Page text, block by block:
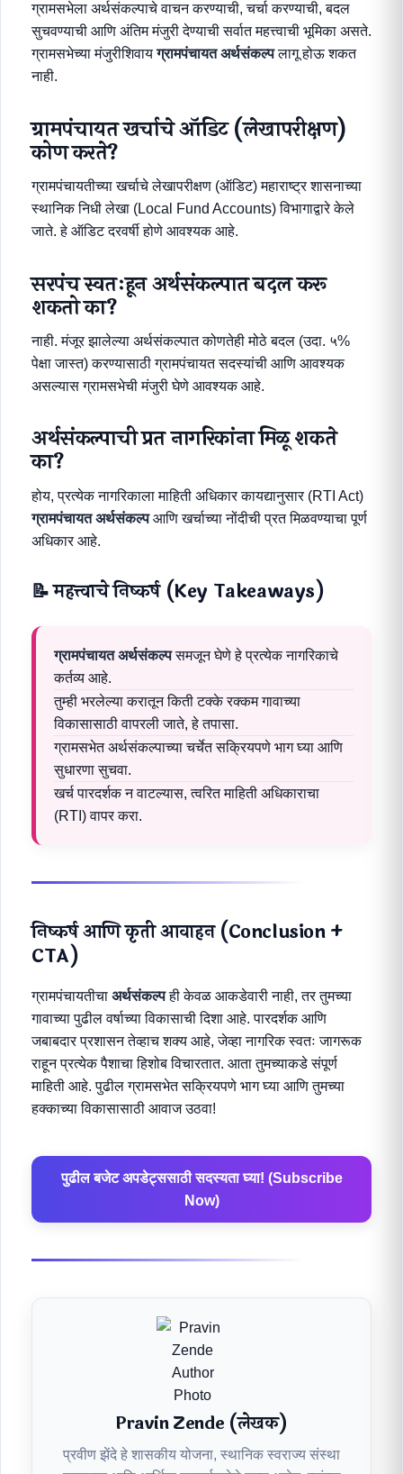
ग्रामसभेला अर्थसंकल्पाचे वाचन करण्याची, चर्चा करण्याची, बदल
सुचवण्याची आणि अंतिम मंजुरी देण्याची सर्वात महत्त्वाची भूमिका असते.
ग्रामसभेच्या मंजुरीशिवायग्रामपंचायत अर्थसंकल्पलागू होऊ शकत
नाही.
ग्रामपंचायत खर्चाचे ऑडिट (लेखापरीक्षण)
कोण करते?
ग्रामपंचायतीच्या खर्चाचे लेखापरीक्षण (ऑडिट) महाराष्ट्र शासनाच्या
स्थानिक निधी लेखा (Local Fund Accounts) विभागाद्वारे केले
जाते. हे ऑडिट दरवर्षी होणे आवश्यक आहे.
सरपंच स्वतःहून अर्थसंकल्पात बदल करू
शकतो का?
नाही. मंजूर झालेल्या अर्थसंकल्पात कोणतेही मोठे बदल (उदा. ५%
पेक्षा जास्त) करण्यासाठी ग्रामपंचायत सदस्यांची आणि आवश्यक
असल्यास ग्रामसभेची मंजुरी घेणे आवश्यक आहे.
अर्थसंकल्पाची प्रत नागरिकांना मिळू शकते
का?
होय, प्रत्येक नागरिकाला माहिती अधिकार कायद्यानुसार (RTI Act)
ग्रामपंचायत अर्थसंकल्पआणि खर्चाच्या नोंदीची प्रत मिळवण्याचा पूर्ण
अधिकार आहे.
📝 महत्त्वाचे निष्कर्ष (Key Takeaways)
ग्रामपंचायत अर्थसंकल्पसमजून घेणे हे प्रत्येक नागरिकाचे
कर्तव्य आहे.
तुम्ही भरलेल्या करातून किती टक्के रक्कम गावाच्या
विकासासाठी वापरली जाते, हे तपासा.
ग्रामसभेत अर्थसंकल्पाच्या चर्चेत सक्रियपणे भाग घ्या आणि
सुधारणा सुचवा.
खर्च पारदर्शक न वाटल्यास, त्वरित माहिती अधिकाराचा
(RTI) वापर करा.
निष्कर्ष आणि कृती आवाहन (Conclusion +
CTA)
ग्रामपंचायतीचा अर्थसंकल्पही केवळ आकडेवारी नाही, तर तुमच्या
गावाच्या पुढील वर्षाच्या विकासाची दिशा आहे. पारदर्शक आणि
जबाबदार प्रशासन तेव्हाच शक्य आहे, जेव्हा नागरिक स्वतः जागरूक
राहून प्रत्येक पैशाचा हिशोब विचारतात. आता तुमच्याकडे संपूर्ण
माहिती आहे. पुढील ग्रामसभेत सक्रियपणे भाग घ्या आणि तुमच्या
हक्काच्या विकासासाठी आवाज उठवा!
पुढील बजेट अपडेट्ससाठी सदस्यता घ्या! (Subscribe
Now)
Pravin Zende (लेखक)
प्रवीण झेंदे हे शासकीय योजना, स्थानिक स्वराज्य संस्था